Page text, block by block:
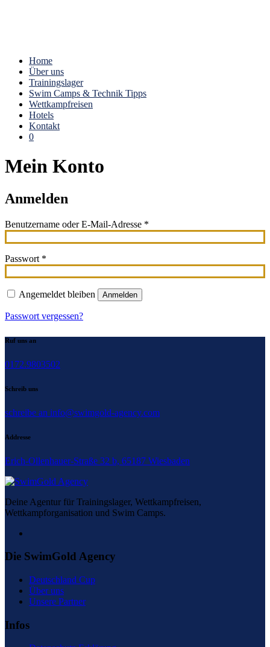
Home
Über uns
Trainingslager
Swim Camps & Technik Tipps
Wettkampfreisen
Hotels
Kontakt
0
Mein Konto
Anmelden
Benutzername oder E-Mail-Adresse *
Passwort *
Angemeldet bleiben Anmelden
Passwort vergessen?
Ruf uns an
0172.9803502
Schreib uns
schreibe an info@swimgold-agency.com
Addresse
Erich-Ollenhauer-Straße 32 b, 65187 Wiesbaden
Deine Agentur für Trainingslager, Wettkampfreisen,
Wettkampforganisation und Swim Camps.
Die SwimGold Agency
Deutschland Cup
Über uns
Unsere Partner
Infos